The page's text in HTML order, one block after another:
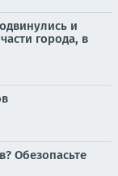
и
города, в
Обезопасьте